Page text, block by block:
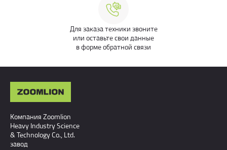
Для заказа техники звоните
или оставьте свои данные
в форме обратной связи
Компания Zoomlion
Heavy Industry Science
& Technology Co., Ltd.
завод